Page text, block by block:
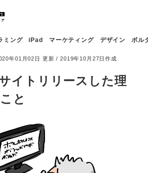
ミング iPad マーケティング デザイン ボル
年01月02日 更新 / 2019年10月27日作成
イトリリースした理
と